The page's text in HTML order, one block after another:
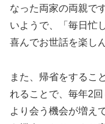
なった両家の両親で
いようで、「毎日忙
喜んでお世話を楽し
また、帰省をするこ
れることで、毎年2
より会う機会が増え